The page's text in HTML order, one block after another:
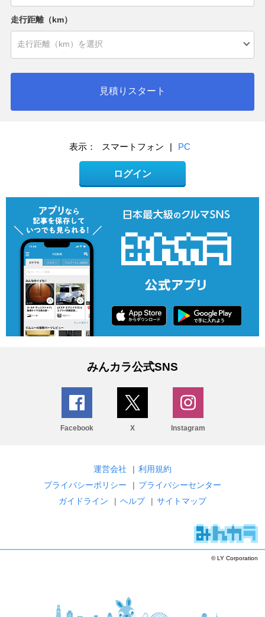
走行距離（km）
見積りスタート
表示： スマートフォン | PC
ログイン
みんカラ公式SNS
Facebook X Instagram
運営会社 | 利用規約
プライバシーポリシー
| プライバシーセンター
ガイドライン
| ヘルプ | サイトマップ
© LY Corporation